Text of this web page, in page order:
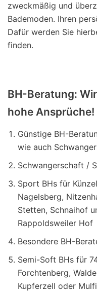
zweckmäßig und
Bademoden. Ihren
Dafür werden Sie
finden.
BH-Beratung:
hohe Ansprüche!
Günstige BH-
wie auch
Schwangerschaft /
Sport BHs für
Nagelsberg,
Stetten, Schnaihof
Rappoldsweiler Hof
Besondere BH-
Semi-Soft BHs für
Forchtenberg,
Kupferzell oder